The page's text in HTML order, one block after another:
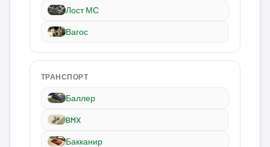
Лост МС
Вагос
ТРАНСПОРТ
Баллер
BMX
Бакканир